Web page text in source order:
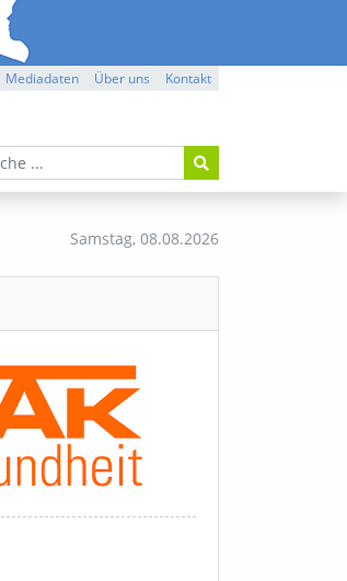
Mediadaten Über uns Kontakt
Samstag, 08.08.2026